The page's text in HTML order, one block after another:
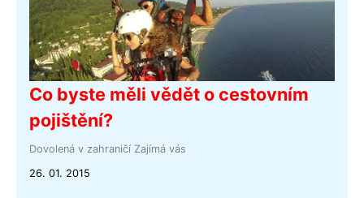
Co byste měli vědět o cestovním
pojištění?
Dovolená v zahraničí Zajímá vás
26. 01. 2015